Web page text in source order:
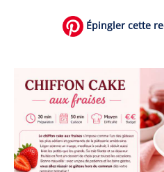
Épingler cette